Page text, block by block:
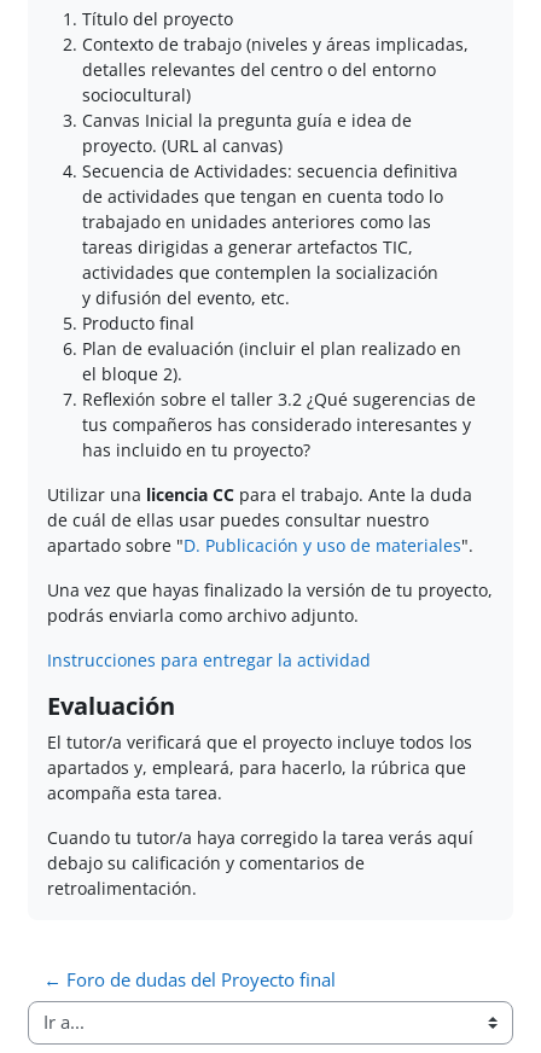
Título del proyecto
Contexto de trabajo (niveles y áreas implicadas,
detalles relevantes del centro o del entorno
sociocultural)
Canvas Inicial la pregunta guía e idea de
proyecto. (URL al canvas)
Secuencia de Actividades: secuencia definitiva
de actividades que tengan en cuenta todo lo
trabajado en unidades anteriores como las
tareas dirigidas a generar artefactos TIC,
actividades que contemplen la socialización
y difusión del evento, etc.
Producto final
Plan de evaluación (incluir el plan realizado en
el bloque 2).
Reflexión sobre el taller 3.2 ¿Qué sugerencias de
tus compañeros has considerado interesantes y
has incluido en tu proyecto?
Utilizar una licencia CC para el trabajo. Ante la duda
de cuál de ellas usar puedes consultar nuestro
apartado sobre "D. Publicación y uso de materiales".
Una vez que hayas finalizado la versión de tu proyecto,
podrás enviarla como archivo adjunto.
Instrucciones para entregar la actividad
Evaluación
El tutor/a verificará que el proyecto incluye todos los
apartados y, empleará, para hacerlo, la rúbrica que
acompaña esta tarea.
Cuando tu tutor/a haya corregido la tarea verás aquí
debajo su calificación y comentarios de
retroalimentación.
← Foro de dudas del Proyecto final
Ir a...